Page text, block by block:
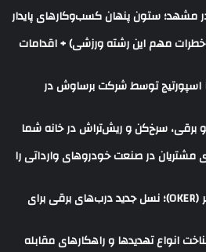
مشهد؛ ستون پنهان کسب‌وکارهای پایدار
مهم این رشته ورزشی) + اقدامات
توسط شرکت برساوش در
برقی، سرخ‌کن و ریش‌تراش در خانه شما
مشتریان در صنعت خودروهای وارداتی را
معرفی کرکره فولادی اوکر (OKER)؛ نسل جدید درب‌های برقی برای
انواع تهدیدها و راهکارهای مقابله